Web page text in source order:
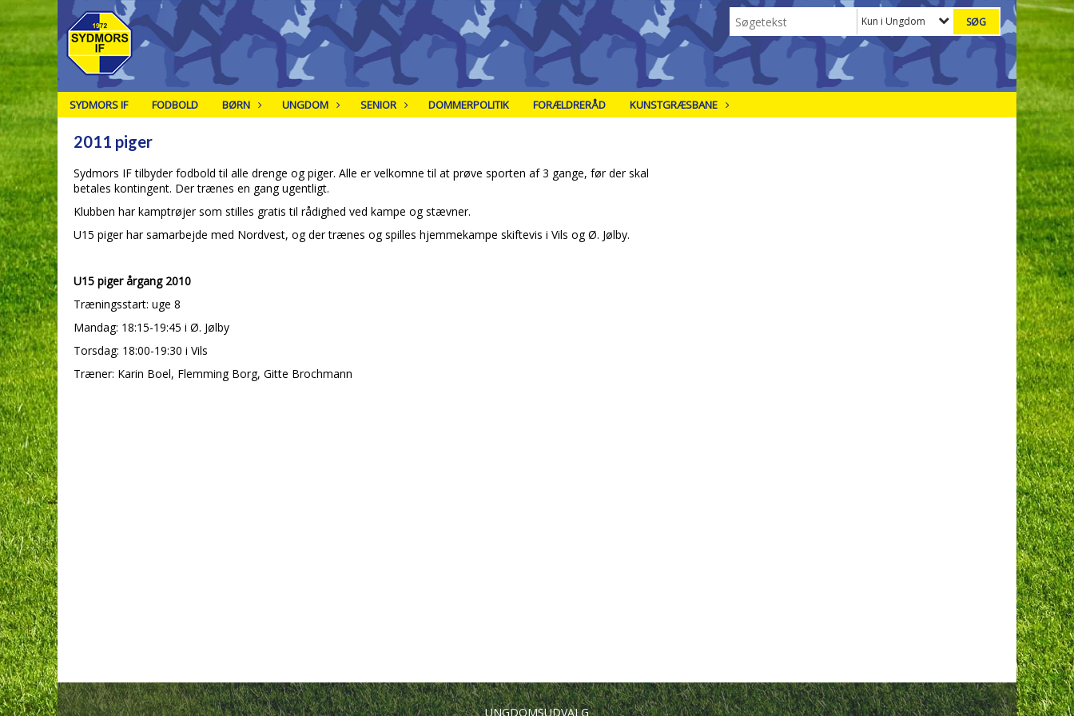
Kun i Ungdom
SYDMORS IF FODBOLD BØRN UNGDOM SENIOR DOMMERPOLITIK FORÆLDRERÅD KUNSTGRÆSBANE
2011 piger
Sydmors IF tilbyder fodbold til alle drenge og piger. Alle er velkomne til at prøve sporten af 3 gange, før der skal
betales kontingent. Der trænes en gang ugentligt.
Klubben har kamptrøjer som stilles gratis til rådighed ved kampe og stævner.
U15 piger har samarbejde med Nordvest, og der trænes og spilles hjemmekampe skiftevis i Vils og Ø. Jølby.
U15 piger årgang 2010
Træningsstart: uge 8
Mandag: 18:15-19:45 i Ø. Jølby
Torsdag: 18:00-19:30 i Vils
Træner: Karin Boel, Flemming Borg, Gitte Brochmann
UNGDOMSUDVALG